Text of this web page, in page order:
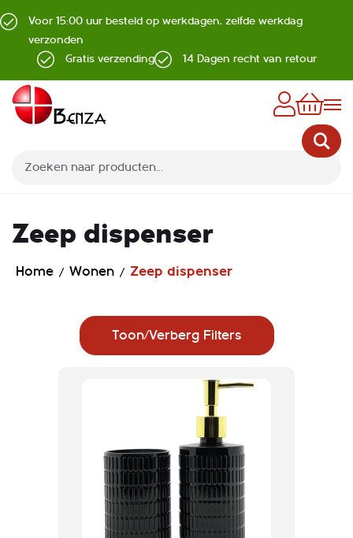
Voor 15:00 uur besteld op werkdagen, zelfde werkdag
verzonden
Gratis verzending
14 Dagen recht van retour
Zeep dispenser
Home Wonen Zeep dispenser
Toon/Verberg Filters